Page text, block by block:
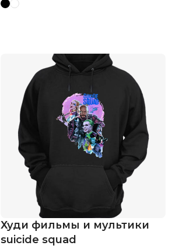
Худи фильмы и мультики
suicide squad